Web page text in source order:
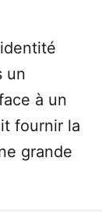
un
à un
fournir la
grande